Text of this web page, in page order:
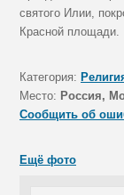
святого Илии,
Красной площади.
Категория:
Место: Россия,
Сообщить об
Ещё фото